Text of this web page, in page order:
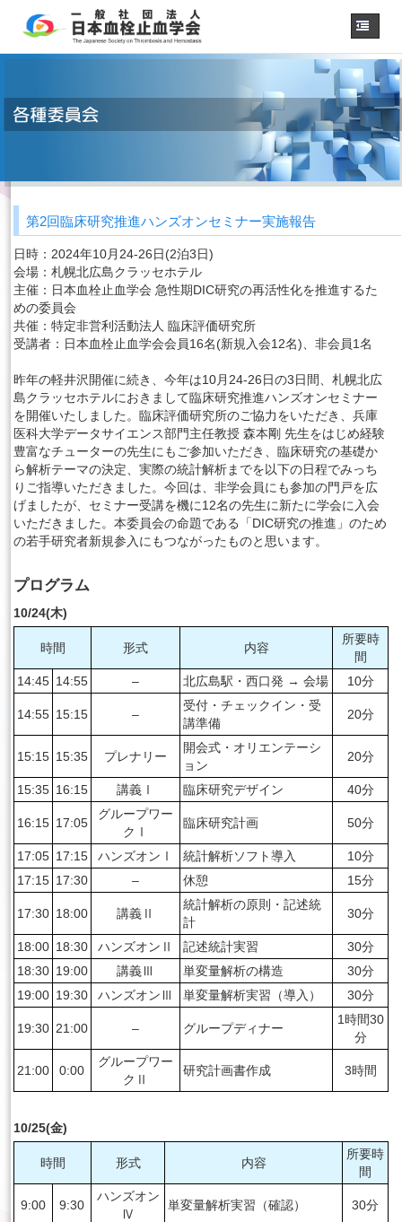
学会概要・理事長挨拶
各種委員会
用語集
認定医制度
認定技師制度
学術集会
会員専用
事務手続き（入退会・変更）
リンク
English
第2回臨床研究推進ハンズオンセミナー実施報告
日時：2024年10月24-26日(2泊3日)
会場：札幌北広島クラッセホテル
主催：日本血栓止血学会 急性期DIC研究の再活性化を推進するた
めの委員会
共催：特定非営利活動法人 臨床評価研究所
受講者：日本血栓止血学会会員16名(新規入会12名)、非会員1名
昨年の軽井沢開催に続き、今年は10月24-26日の3日間、札幌北広
島クラッセホテルにおきまして臨床研究推進ハンズオンセミナー
を開催いたしました。臨床評価研究所のご協力をいただき、兵庫
医科大学データサイエンス部門主任教授 森本剛 先生をはじめ経験
豊富なチューターの先生にもご参加いただき、臨床研究の基礎か
ら解析テーマの決定、実際の統計解析までを以下の日程でみっち
りご指導いただきました。今回は、非学会員にも参加の門戸を広
げましたが、セミナー受講を機に12名の先生に新たに学会に入会
いただきました。本委員会の命題である「DIC研究の推進」のため
の若手研究者新規参入にもつながったものと思います。
プログラム
10/24(木)
時間 形式 内容
所要時
間
14:45 14:55 – 北広島駅・西口発 → 会場 10分
14:55 15:15 –
受付・チェックイン・受
講準備
20分
15:15 15:35 プレナリー
開会式・オリエンテーシ
ョン
20分
15:35 16:15 講義Ⅰ 臨床研究デザイン 40分
16:15 17:05
グループワー
クⅠ
臨床研究計画 50分
17:05 17:15 ハンズオンⅠ 統計解析ソフト導入
10分
17:15 17:30 – 休憩 15分
17:30 18:00 講義Ⅱ
統計解析の原則・記述統
計
30分
18:00 18:30 ハンズオンⅡ 記述統計実習
30分
18:30 19:00 講義Ⅲ 単変量解析の構造
30分
19:00 19:30 ハンズオンⅢ 単変量解析実習（導入） 30分
19:30 21:00 – グループディナー
1時間30
分
21:00 0:00
グループワー
クⅡ
研究計画書作成 3時間
10/25(金)
時間 形式 内容
所要時
間
9:00 9:30
ハンズオン
Ⅳ
単変量解析実習（確認） 30分